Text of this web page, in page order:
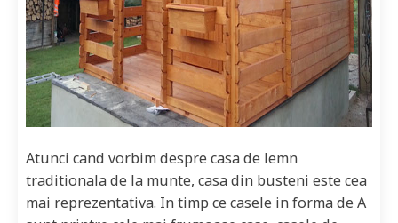
Atunci cand vorbim despre casa de lemn
traditionala de la munte, casa din busteni este cea
mai reprezentativa. In timp ce casele in forma de A